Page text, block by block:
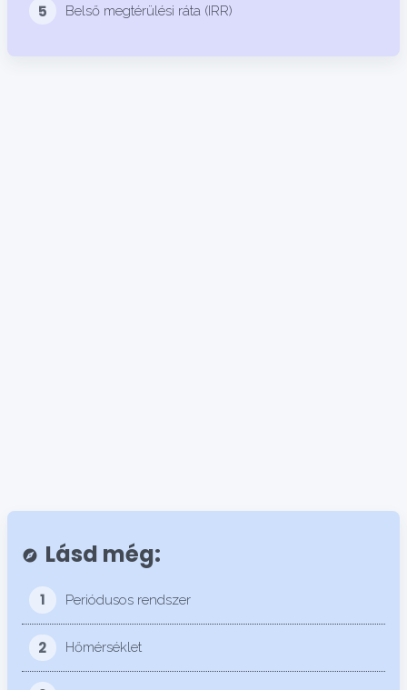
5 Belső megtérülési ráta (IRR)
explore Lásd még:
1 Periódusos rendszer
2 Hőmérséklet